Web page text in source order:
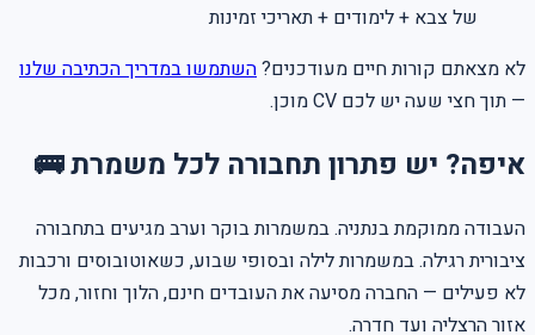
של צבא + לימודים + תאריכי זמינות
לא מצאתם קורות חיים מעודכנים?השתמשו במדריך הכתיבה שלנו
— תוך חצי שעה יש לכם CV מוכן.
איפה? יש פתרון תחבורה לכל משמרת 🚌
העבודה ממוקמת בנתניה. במשמרות בוקר וערב מגיעים בתחבורה
ציבורית רגילה. במשמרות לילה ובסופי שבוע, כשאוטובוסים ורכבות
לא פעילים — החברה מסיעה את העובדים חינם, הלוך וחזור, מכל
אזור הרצליה ועד חדרה.